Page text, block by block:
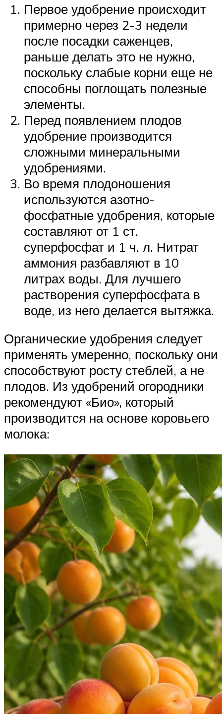
Первое удобрение происходит
примерно через 2-3 недели
после посадки саженцев,
раньше делать это не нужно,
поскольку слабые корни еще не
способны поглощать полезные
элементы.
Перед появлением плодов
удобрение производится
сложными минеральными
удобрениями.
Во время плодоношения
используются азотно-
фосфатные удобрения, которые
составляют от 1 ст.
суперфосфат и 1 ч. л. Нитрат
аммония разбавляют в 10
литрах воды. Для лучшего
растворения суперфосфата в
воде, из него делается вытяжка.
Органические удобрения следует
применять умеренно, поскольку они
способствуют росту стеблей, а не
плодов. Из удобрений огородники
рекомендуют «Био», который
производится на основе коровьего
молока: